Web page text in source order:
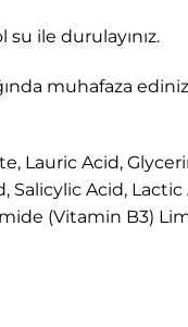
ile durulayınız.
muhafaza
Lauric Acid,
Salicylic Acid, Lactic
(Vitamin B3)